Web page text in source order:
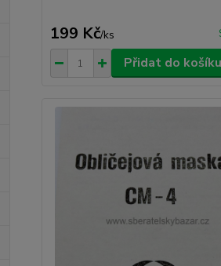
199 Kč/ks
Přidat do košíku